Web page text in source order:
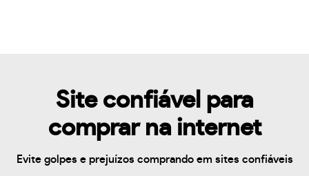
Site confiável para
comprar na internet
Evite golpes e prejuízos comprando em sites confiáveis